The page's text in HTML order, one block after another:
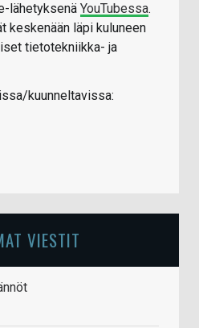
lähetyksenä YouTubessa.
keskenään läpi kuluneen
tietotekniikka- ja
kuunneltavissa:
VIESTIT